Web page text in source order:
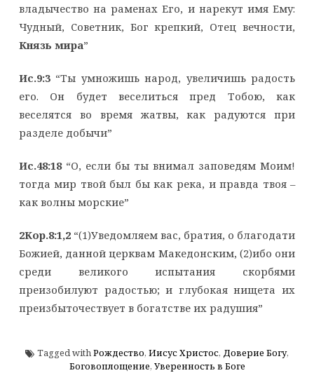
владычество на раменах Его, и нарекут имя Ему:
Чудный, Советник, Бог крепкий, Отец вечности,
Князь мира”
Ис.9:3“Ты умножишь народ, увеличишь радость
его. Он будет веселиться пред Тобою, как
веселятся во время жатвы, как радуются при
разделе добычи”
Ис.48:18“О, если бы ты внимал заповедям Моим!
тогда мир твой был бы как река, и правда твоя –
как волны морские”
2Кор.8:1,2“(1)Уведомляем вас, братия, о благодати
Божией, данной церквам Македонским, (2)ибо они
среди великого испытания скорбями
преизобилуют радостью; и глубокая нищета их
преизбыточествует в богатстве их радушия”
Tagged withРождество, Иисус Христос, Доверие Богу,
Боговоплощение, Уверенность в Боге